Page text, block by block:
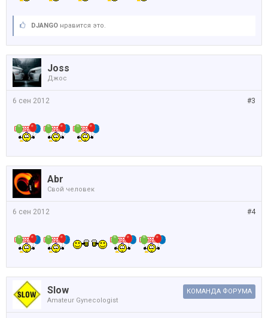
DJANGO нравится это.
Joss
Джос
#3
6 сен 2012
Abr
Свой человек
#4
6 сен 2012
Slow
Amateur Gynecologist
КОМАНДА ФОРУМА